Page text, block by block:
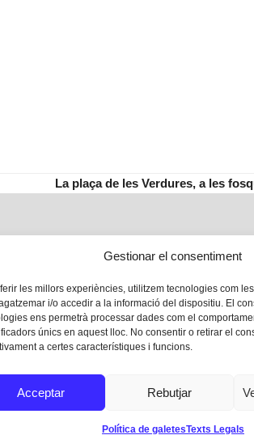
Gestionar el consentiment
les millors experiències, utilitzem tecnologies com
i/o accedir a la informació del dispositiu. El
ens permetrà processar dades com el
únics en aquest lloc. No consentir o retirar el
a certes característiques i funcions.
Acceptar Rebutjar
Política de galetesTexts Legals
next
La plaça de les Verdures, a les